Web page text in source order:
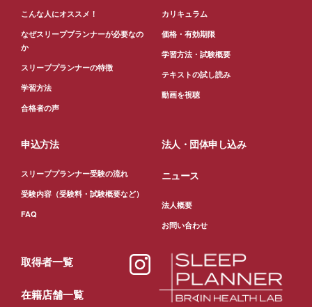
こんな人にオススメ！
なぜスリーププランナーが必要なの
か
スリーププランナーの特徴
学習方法
合格者の声
カリキュラム
価格・有効期限
学習方法・試験概要
テキストの試し読み
動画を視聴
申込方法
スリーププランナー受験の流れ
受験内容（受験料・試験概要など）
FAQ
法人・団体申し込み
ニュース
法人概要
お問い合わせ
取得者一覧
在籍店舗一覧